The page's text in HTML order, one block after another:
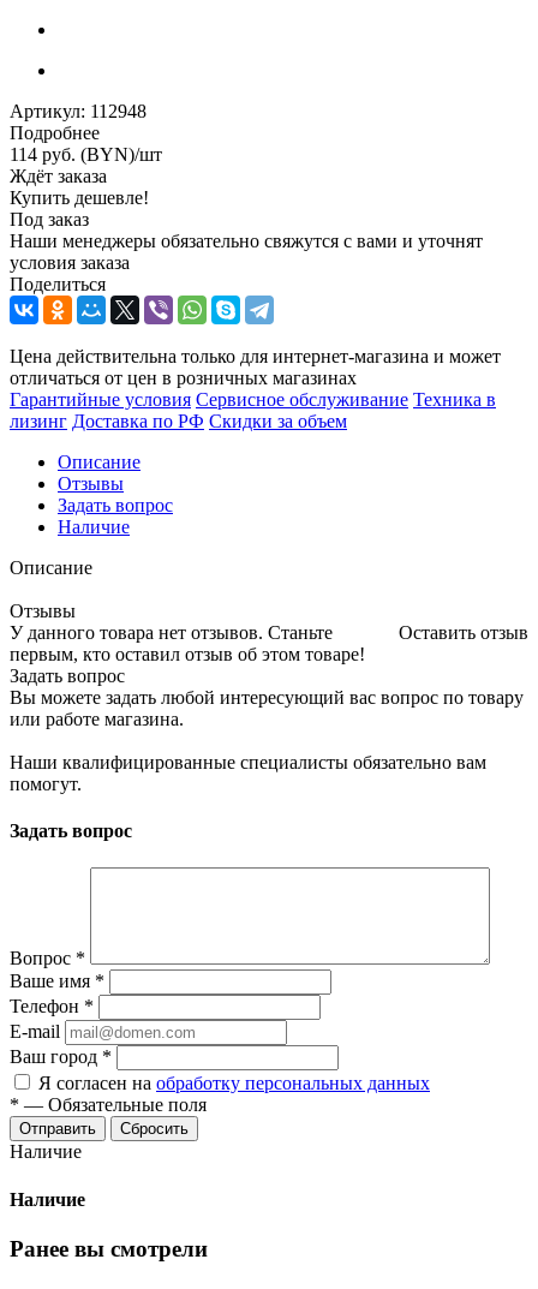
Артикул: 112948
Подробнее
114 руб. (BYN)/шт
Ждёт заказа
Купить дешевле!
Под заказ
Наши менеджеры обязательно свяжутся с вами и уточнят
условия заказа
Поделиться
Цена действительна только для интернет-магазина и может
отличаться от цен в розничных магазинах
Гарантийные условия Сервисное обслуживание Техника в
лизинг Доставка по РФ Скидки за объем
Описание
Отзывы
Задать вопрос
Наличие
Описание
Отзывы
Оставить отзыв
У данного товара нет отзывов. Станьте
первым, кто оставил отзыв об этом товаре!
Задать вопрос
Вы можете задать любой интересующий вас вопрос по товару
или работе магазина.
Наши квалифицированные специалисты обязательно вам
помогут.
Задать вопрос
Вопрос *
Ваше имя *
Телефон *
E-mail
Ваш город *
Я согласен на обработку персональных данных
* — Обязательные поля
Сбросить
Наличие
Наличие
Ранее вы смотрели